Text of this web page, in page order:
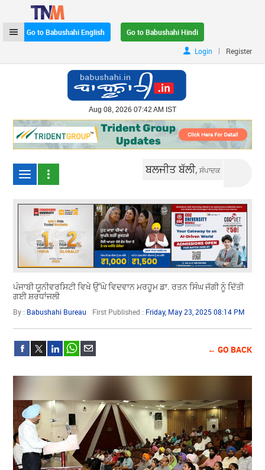
Go to Babushahi English
Go to Babushahi Hindi
Login
| Register
Aug 08, 2026 07:42 AM IST
ਬਲਜੀਤ ਬੱਲੀ,ਸੰਪਾਦਕ
ਪੰਜਾਬੀ ਯੂਨੀਵਰਸਿਟੀ ਵਿਖੇ ਉੱਘੇ ਵਿਦਵਾਨ ਮਰਹੂਮ ਡਾ. ਰਤਨ ਸਿੰਘ ਜੱਗੀ ਨੂੰ ਦਿੱਤੀ
ਗਈ ਸ਼ਰਧਾਂਜਲੀ
By : Babushahi Bureau First Published : Friday, May 23, 2025 08:14 PM
← GO BACK